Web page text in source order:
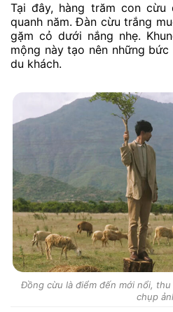
Tại đây, hàng trăm con
quanh năm. Đàn cừu trắng
gặm cỏ dưới nắng nhẹ.
mộng này tạo nên những bức
du khách.
Đồng cừu là điểm đến mới nổi,
chụp